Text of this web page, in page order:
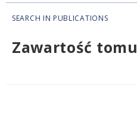
SEARCH IN PUBLICATIONS
Zawartość tomu